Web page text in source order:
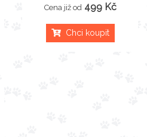
Cena již od 499 Kč
Chci koupit